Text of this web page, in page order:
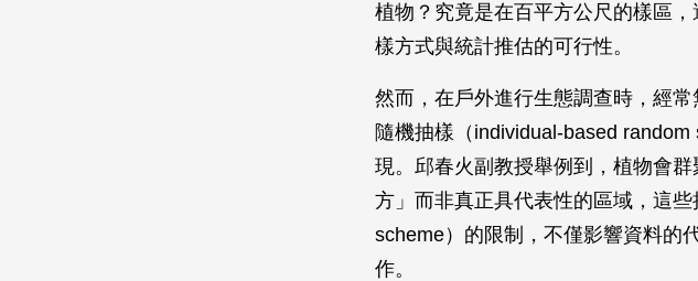
植物？究竟是在百平方公尺的樣區
樣方式與統計推估的可行性。
然而，在戶外進行生態調查時，經
隨機抽樣（individual-based
現。邱春火副教授舉例到，植物會
方」而非真正具代表性的區域，這
scheme）的限制，不僅影響資料的
作。